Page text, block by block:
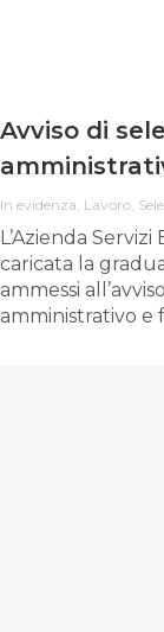
Avviso di
In evidenza Lavoro
L’Azienda
caricata la
ammessi
amministrativo e